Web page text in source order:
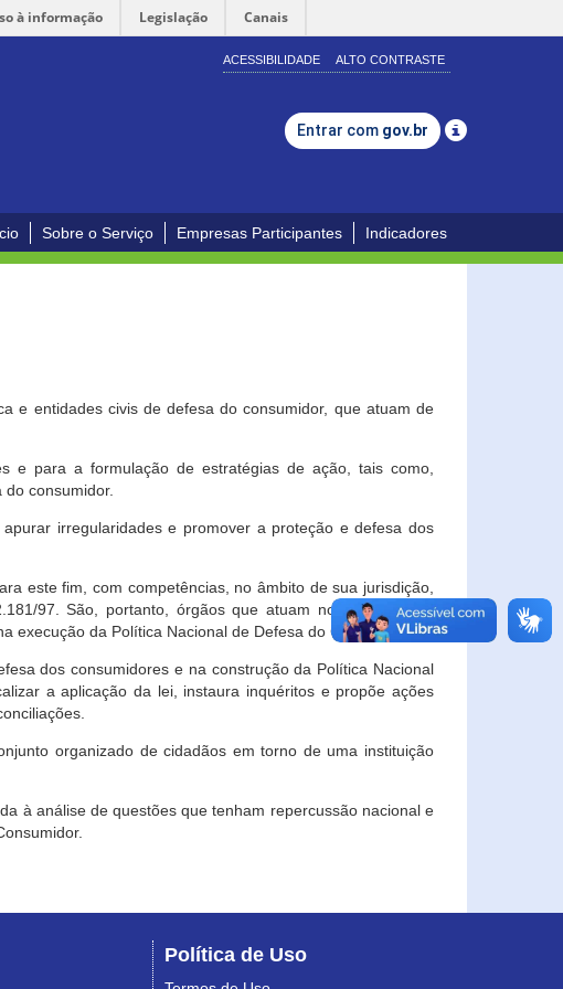
à informação Legislação Canais
ACESSIBILIDADE ALTO CONTRASTE
Entrar com gov.br
Sobre o Serviço Empresas Participantes Indicadores
e entidades civis de defesa do consumidor, que atuam de
e para a formulação de estratégias de ação, tais como,
consumidor.
irregularidades e promover a proteção e defesa dos
este fim, com competências, no âmbito de sua jurisdição,
97. São, portanto, órgãos que atuam no âmbito local,
execução da Política Nacional de Defesa do Consumidor.
dos consumidores e na construção da Política Nacional
a aplicação da lei, instaura inquéritos e propõe ações
organizado de cidadãos em torno de uma instituição
à análise de questões que tenham repercussão nacional e
Política de Uso